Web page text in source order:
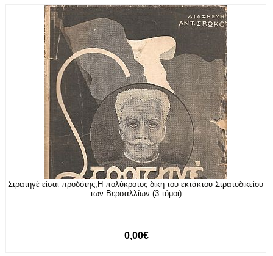
Στρατηγέ είσαι προδότης,Η πολύκροτος δίκη του εκτάκτου Στρατοδικείου
των Βερσαλλίων.(3 τόμοι)
0,00€